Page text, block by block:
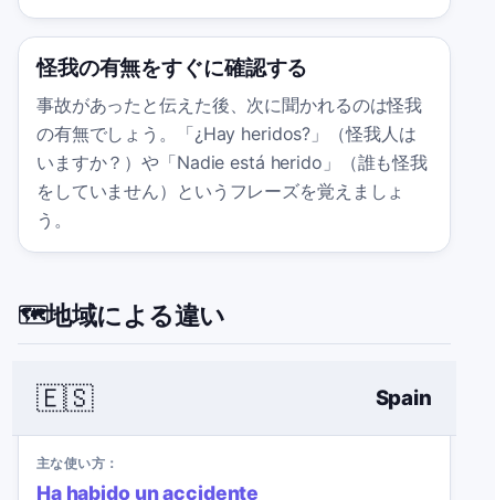
怪我の有無をすぐに確認する
事故があったと伝えた後、次に聞かれるのは怪我
の有無でしょう。「¿Hay heridos?」（怪我人は
いますか？）や「Nadie está herido」（誰も怪我
をしていません）というフレーズを覚えましょ
う。
🗺️地域による違い
🇪🇸 Spain
主な使い方：
Ha habido un accidente